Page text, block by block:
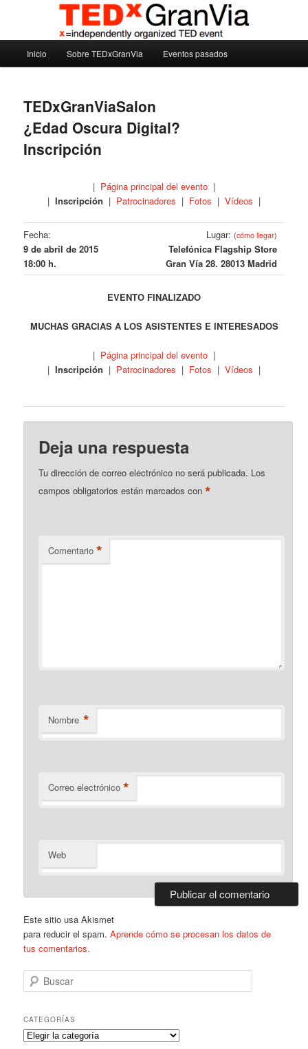
principalTEDxGranVia
Madrid – España – Spain
Inicio Sobre TEDxGranVia Eventos pasados
TEDxGranViaSalon
¿Edad Oscura Digital?
Inscripción
| Página principal del evento |
| Inscripción | Patrocinadores | Fotos | Vídeos |
Fecha:
9 de abril de 2015
18:00 h.
Lugar:(cómo llegar)
Telefónica Flagship Store
Gran Vía 28. 28013 Madrid
EVENTO FINALIZADO
MUCHAS GRACIAS A LOS ASISTENTES E INTERESADOS
| Página principal del evento |
| Inscripción | Patrocinadores | Fotos | Vídeos |
Deja una respuesta
Tu dirección de correo electrónico no será publicada. Los
campos obligatorios están marcados con*
Comentario *
Nombre *
Correo electrónico *
Web
Este sitio usa Akismet
para reducir el spam.Aprende cómo se procesan los datos de
tus comentarios.
u
c
a
r
CATEGORÍAS
C